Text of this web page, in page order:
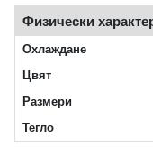
Физически
Охлаждане
Цвят
Размери
Тегло